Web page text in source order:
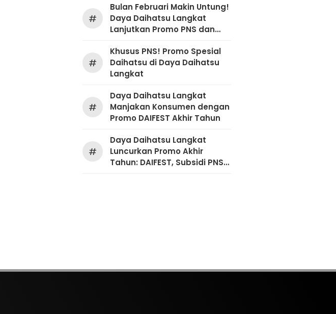
#
Bulan Februari Makin Untung!
Daya Daihatsu Langkat
Lanjutkan Promo PNS dan
#
Khusus PNS! Promo Spesial
Daihatsu di Daya Daihatsu
Langkat
#
Daya Daihatsu Langkat
Manjakan Konsumen dengan
Promo DAIFEST Akhir Tahun
#
Daya Daihatsu Langkat
Luncurkan Promo Akhir
Tahun: DAIFEST, Subsidi PNS,